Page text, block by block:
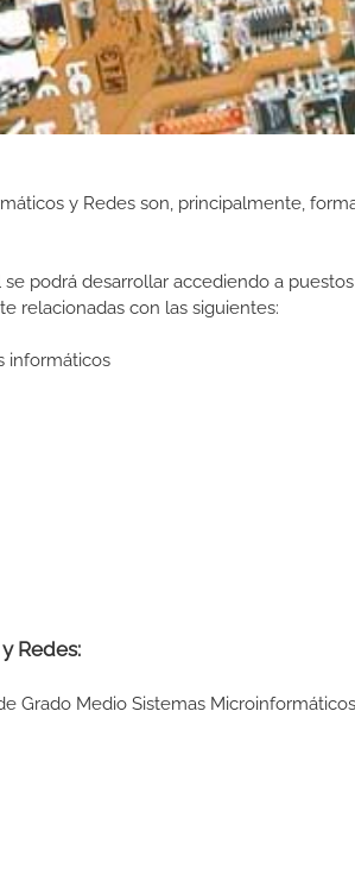
y Redes son, principalmente,
podrá desarrollar accediendo a
relacionadas con las siguientes:
informáticos
Redes:
Grado Medio Sistemas